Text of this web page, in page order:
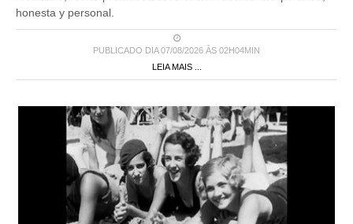
honesta y personal.
PUBLICADO DIA 07/08/2026 ÀS 02H04MIN
LEIA MAIS ...